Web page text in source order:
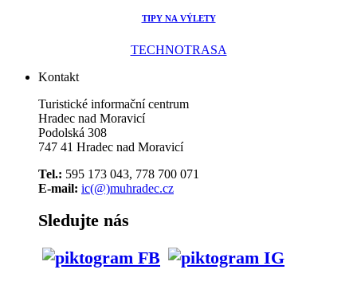
TIPY NA VÝLETY
TECHNOTRASA
Kontakt
Turistické informační centrum
Hradec nad Moravicí
Podolská 308
747 41 Hradec nad Moravicí
Tel.: 595 173 043, 778 700 071
E-mail: ic(@)muhradec.cz
Sledujte nás